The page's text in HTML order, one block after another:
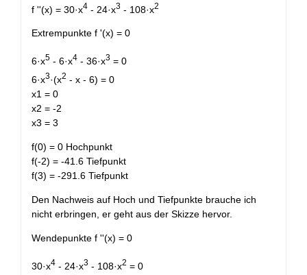
f ''(x) = 30·x4 - 24·x3 - 108·x2
Extrempunkte f '(x) = 0
6·x5 - 6·x4 - 36·x3 = 0
6·x3·(x2 - x - 6) = 0
x1 = 0
x2 = -2
x3 = 3
f(0) = 0 Hochpunkt
f(-2) = -41.6 Tiefpunkt
f(3) = -291.6 Tiefpunkt
Den Nachweis auf Hoch und Tiefpunkte brauche ich
nicht erbringen, er geht aus der Skizze hervor.
Wendepunkte f ''(x) = 0
30·x4 - 24·x3 - 108·x2 = 0